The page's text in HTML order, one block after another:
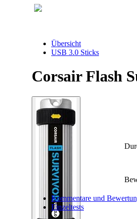
Übersicht
USB 3.0 Sticks
Corsair Flash
Kommentare und
Einzeltests